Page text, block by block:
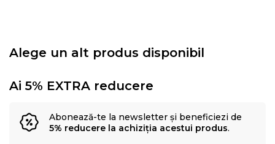
Alege un alt produs disponibil
Ai 5% EXTRA reducere
Abonează-te la newsletter și beneficiezi de
5% reducere la achiziția acestui produs.